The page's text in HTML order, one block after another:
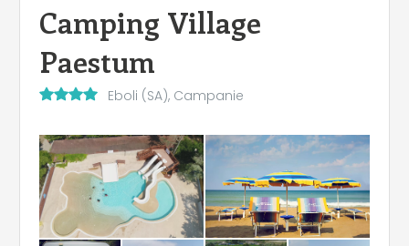
Camping Village
Paestum
Eboli (SA), Campanie